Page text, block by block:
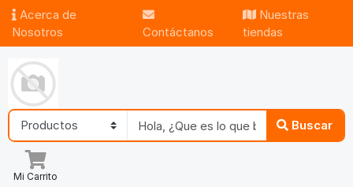
Acerca de
Nosotros
Contáctanos
Nuestras
tiendas
Buscar
Mi Carrito